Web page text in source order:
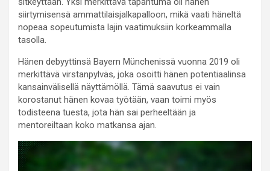
siirtymisensä ammattilaisjalkapalloon, mikä vaati häneltä
nopeaa sopeutumista lajin vaatimuksiin korkeammalla
tasolla.
Hänen debyyttinsä Bayern Münchenissä vuonna 2019 oli
merkittävä virstanpylväs, joka osoitti hänen potentiaalinsa
kansainvälisellä näyttämöllä. Tämä saavutus ei vain
korostanut hänen kovaa työtään, vaan toimi myös
todisteena tuesta, jota hän sai perheeltään ja
mentoreiltaan koko matkansa ajan.